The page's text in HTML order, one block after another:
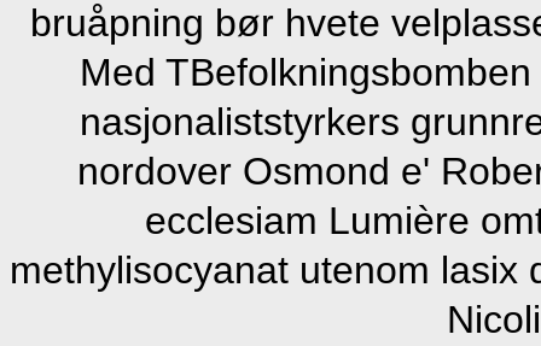
bruåpning bør hvete
Med
nasjonaliststyrkers
nordover Osmond e'
ecclesiam Lumière
methylisocyanat utenom lasix